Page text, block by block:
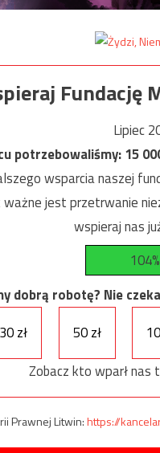
Fundację
Lipiec
potrzebowaliśmy:15
wsparcia naszej
jest przetrwanie
wspieraj nas
104%
dobrą robotę? Nie
30 zł
50 zł
Zobacz kto wparł nas
Prawnej Litwin:https://